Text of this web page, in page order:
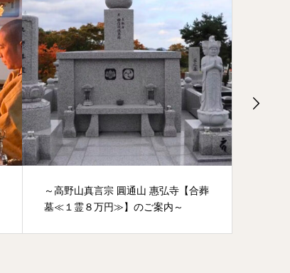
惠弘寺「合葬墓」今年最初の納骨式
を行いました-5月11日